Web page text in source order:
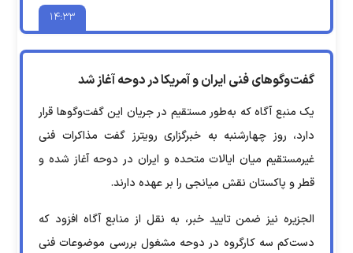
۱۴:۳۳
گفت‌وگوهای فنی ایران و آمریکا در دوحه آغاز شد
یک منبع آگاه که به‌طور مستقیم در جریان این گفت‌وگوها قرار
دارد، روز چهارشنبه به خبرگزاری رویترز گفت مذاکرات فنی
غیرمستقیم میان ایالات متحده و ایران در دوحه آغاز شده و
قطر و پاکستان نقش میانجی را بر عهده دارند.
الجزیره نیز ضمن تایید خبر، به نقل از منابع آگاه افزود که
دست‌کم سه کارگروه در دوحه مشغول بررسی موضوعات فنی